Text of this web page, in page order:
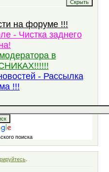
на форуме !!!
- Чистка заднего
в
- Рассылка
!!!
поиска
.